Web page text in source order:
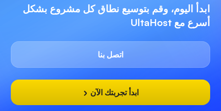
ابدأ اليوم، وقم بتوسيع نطاق كل مشروع بشكل
أسرع مع UltaHost
اتصل بنا
ابدأ تجربتك الآن